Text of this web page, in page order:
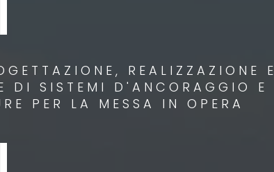
REALIZZAZIONE E
DI SISTEMI D'ANCORAGGIO E
PER LA MESSA IN OPERA